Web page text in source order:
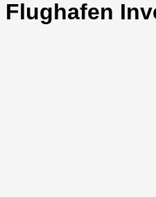
Flughafen